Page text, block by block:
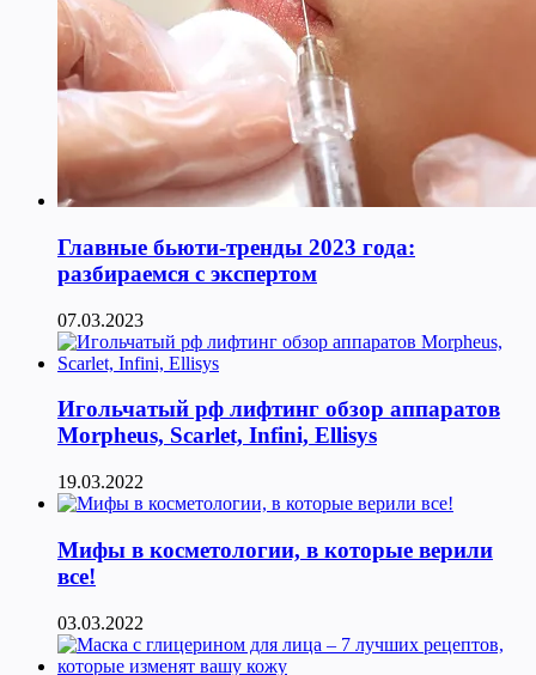
Главные бьюти-тренды 2023 года:
разбираемся с экспертом
07.03.2023
Игольчатый рф лифтинг обзор аппаратов
Morpheus, Scarlet, Infini, Ellisys
19.03.2022
Мифы в косметологии, в которые верили
все!
03.03.2022